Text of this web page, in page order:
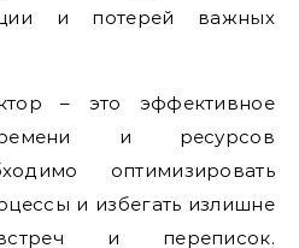
и потерей важных
– это эффективное
и ресурсов
оптимизировать
и избегать излишне
и переписок.